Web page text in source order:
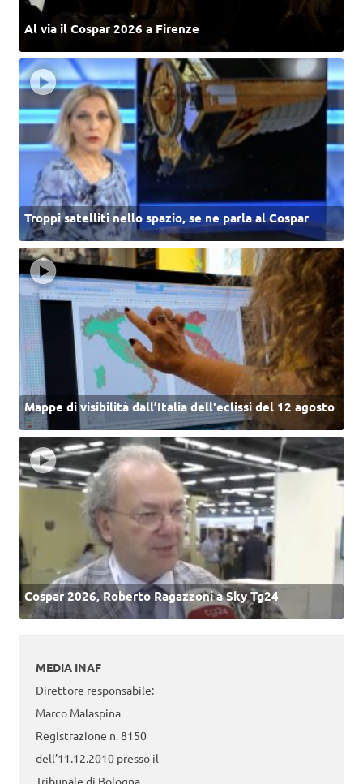
Al via il Cospar 2026 a Firenze
Troppi satelliti nello spazio, se ne parla al Cospar
Mappe di visibilità dall’Italia dell'eclissi del 12 agosto
Cospar 2026, Roberto Ragazzoni a Sky Tg24
MEDIA INAF
Direttore responsabile:
Marco Malaspina
Registrazione n. 8150
dell’11.12.2010 presso il
Tribunale di Bologna